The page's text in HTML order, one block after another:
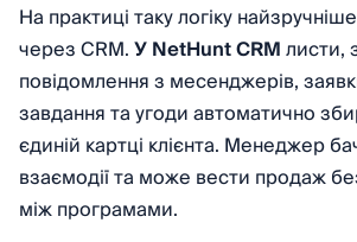
На практиці таку логіку
через CRM.У NetHunt CRMлисти,
повідомлення з месенджерів,
завдання та угоди автоматично
єдиній картці клієнта. Менеджер
взаємодії та може вести продаж
між програмами.